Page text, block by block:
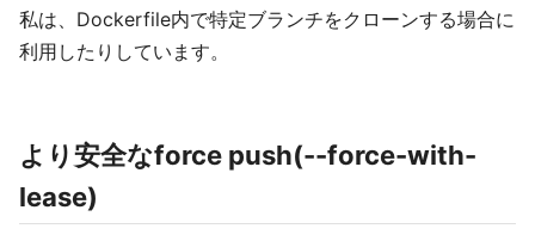
私は、Dockerfile内で特定ブランチをクローンする場合に
利用したりしています。
より安全なforce push(--force-with-
lease)